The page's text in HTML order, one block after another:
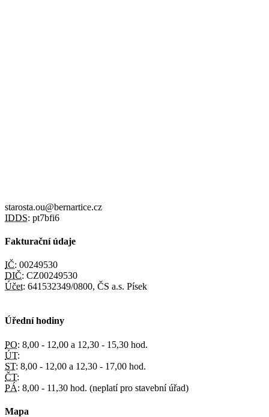
starosta.ou@bernartice.cz
IDDS: pt7bfi6
Fakturační údaje
IČ: 00249530
DIČ: CZ00249530
Účet: 641532349/0800, ČS a.s. Písek
Úřední hodiny
PO: 8,00 - 12,00 a 12,30 - 15,30 hod.
ÚT:
ST: 8,00 - 12,00 a 12,30 - 17,00 hod.
ČT:
PÁ: 8,00 - 11,30 hod. (neplatí pro stavební úřad)
Mapa